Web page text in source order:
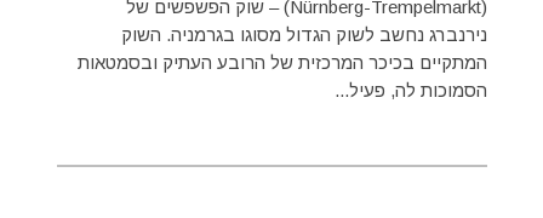
(Nürnberg-Trempelmarkt) – שוק הפשפשים של
נירנברג נחשב לשוק הגדול מסוגו בגרמניה. השוק
המתקיים בכיכר המרכזית של הרובע העתיק ובסמטאות
הסמוכות לה, פעיל...